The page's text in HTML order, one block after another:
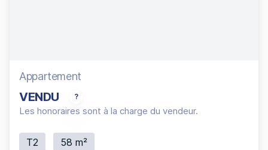
Appartement
VENDU Vieux Grasse, quartier espace Chiris, Grand 2P
Les honoraires sont à la charge du vendeur.
T2 58 m²